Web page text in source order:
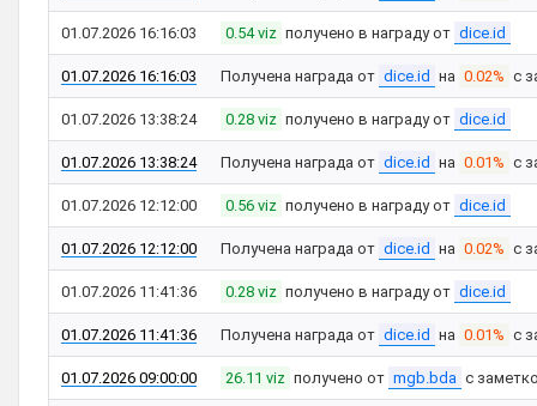
01.07.2026 16:16:03 0.54 viz получено в награду от dice.id
01.07.2026 16:16:03 Получена награда от dice.id на 0.02% с
01.07.2026 13:38:24 0.28 viz получено в награду от dice.id
01.07.2026 13:38:24 Получена награда от dice.id на 0.01% с
01.07.2026 12:12:00 0.56 viz получено в награду от dice.id
01.07.2026 12:12:00 Получена награда от dice.id на 0.02% с
01.07.2026 11:41:36 0.28 viz получено в награду от dice.id
01.07.2026 11:41:36 Получена награда от dice.id на 0.01% с
01.07.2026 09:00:00 26.11 viz получено от mgb.bda с